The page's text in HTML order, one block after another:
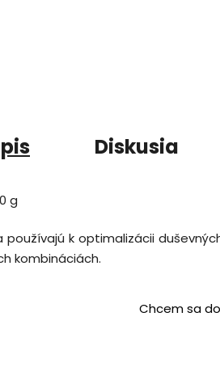
Diskusia
g
používajú k optimalizácii
kombináciách.
Chcem sa